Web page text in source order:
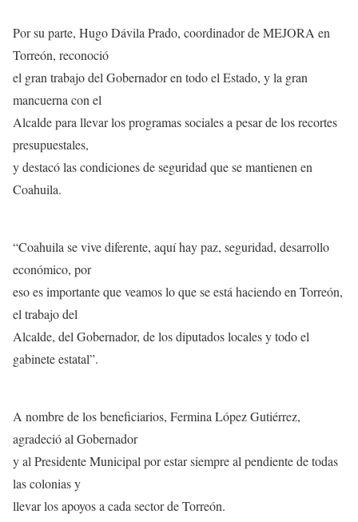
Por su parte, Hugo Dávila Prado, coordinador de MEJORA en
Torreón, reconoció
el gran trabajo del Gobernador en todo el Estado, y la gran
mancuerna con el
Alcalde para llevar los programas sociales a pesar de los recortes
presupuestales,
y destacó las condiciones de seguridad que se mantienen en
Coahuila.
“Coahuila se vive diferente, aquí hay paz, seguridad, desarrollo
económico, por
eso es importante que veamos lo que se está haciendo en Torreón,
el trabajo del
Alcalde, del Gobernador, de los diputados locales y todo el
gabinete estatal”.
A nombre de los beneficiarios, Fermina López Gutiérrez,
agradeció al Gobernador
y al Presidente Municipal por estar siempre al pendiente de todas
las colonias y
llevar los apoyos a cada sector de Torreón.